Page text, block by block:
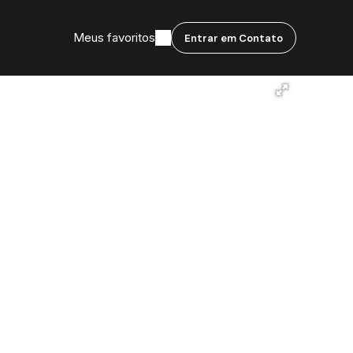
Entrar em Contato
Meus favoritos